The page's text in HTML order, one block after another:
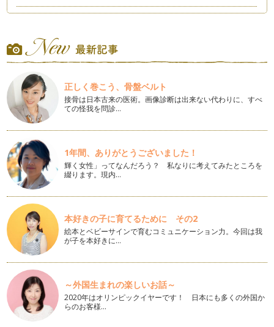
SNSで一際目を引くオシャレな写真は、思わずコメントしてし
まいますよね。そんなフォトジェニ…
１００均アイテムでオシャレ度UP！テーブルデコレーション
いつもの食卓テーブルに＋１アイテムで一段とオシャレに大変
身！ パーティーデコレーションのポ…
こどもに負けず大人も楽しむ！「おしゃピク」アイデア
今年に入りSNSで話題の"オシャレなピクニック"略して「おし
ゃピク」。…
七夕に！親子で楽しむパーティークラフト
もうすぐ七夕ですね。七夕の飾りで連想するものと言えば「笹
の葉」「短冊」「お星さま」などでし…
繰り返し使える！コスパ抜群のパーティーアイテム～テーブル
ウェア編～
前回お届けしたコラムに引き続き、今回はコレを買っておくと
間違いなし！ テーブル装飾で繰り返…
繰り返し使える！コスパ抜群のパーティーアイテム～空間演出
編～
飾り付けのためのパーティーアイテムには様々な種類があり、
一体何を揃えればいいのか迷ってしま…
正しく巻こう、骨盤ベルト
接骨は日本古来の医術。画像診断は出来ない代わりに、すべ
ての怪我を問診…
1年間、ありがとうございました！
輝く女性」ってなんだろう？ 私なりに考えてみたところを
綴ります。現内…
本好きの子に育てるために その2
絵本とベビーサインで育むコミュニケーション力。今回は我
が子を本好きに…
～外国生まれの楽しいお話～
2020年はオリンピックイヤーです！ 日本にも多くの外国か
らのお客様…